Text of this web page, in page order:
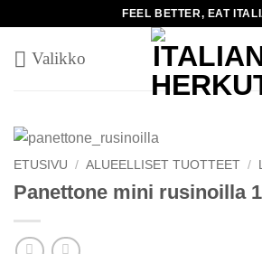
content
FEEL BETTER, EAT
ETUSIVU / ALUEELLISET TUOTTEET /
Panettone mini rusinoilla